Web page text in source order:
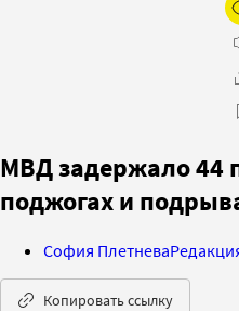
МВД задержало 44
поджогах и
София Плетнева
Копировать ссылку